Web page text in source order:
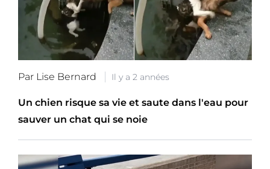
Par Lise Bernard Il y a 2 années
Un chien risque sa vie et saute dans l'eau pour
sauver un chat qui se noie